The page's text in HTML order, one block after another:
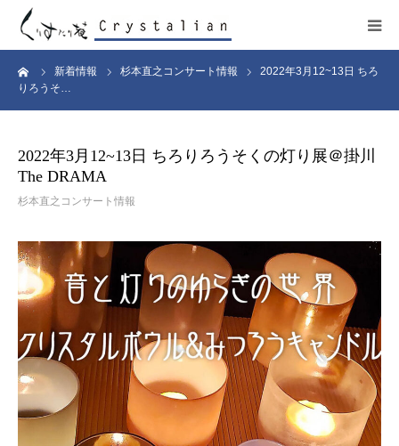
新着情報 杉本直之コンサート情報
2022年3月12~13日 ちろ
りろうそ…
2022年3月12~13日 ちろりろうそくの灯り展＠掛川
The DRAMA
杉本直之コンサート情報
ヒーリング
施設紹介
コンサート
販売サイト